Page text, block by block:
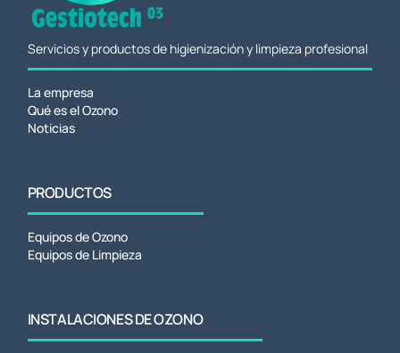
Servicios y productos de higienización y limpieza profesional
La empresa
Qué es el Ozono
Noticias
PRODUCTOS
Equipos de Ozono
Equipos de Limpieza
INSTALACIONES DE OZONO